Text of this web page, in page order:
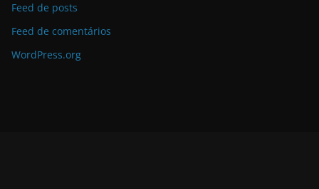
Feed de posts
Feed de comentários
WordPress.org